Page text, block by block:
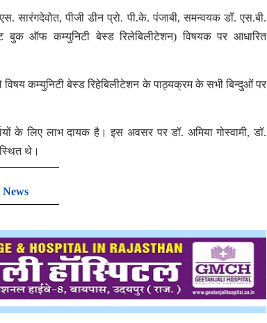
सारंगदेवोत, पीजी डीन प्रो. पी.के. पंजाबी, समन्वयक डॉ. एस.बी.
बुक ऑफ कम्युनिटी बेस्ड रिलेबिलीटेशन) विषयक पर आधारित
कम्युनिटी बेस्ड रिहेबिलीटेशन के पाठ्यक्रम के सभी बिन्दुओं पर
के लिए लाभ दायक है। इस अवसर पर डॉ. अमिया गोस्वामी, डॉ.
थे।
News